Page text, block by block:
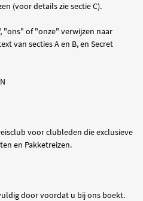
(voor details zie sectie C).
"ons" of "onze" verwijzen naar
van secties A en B, en Secret
voor clubleden die exclusieve
en Pakketreizen.
door voordat u bij ons boekt.